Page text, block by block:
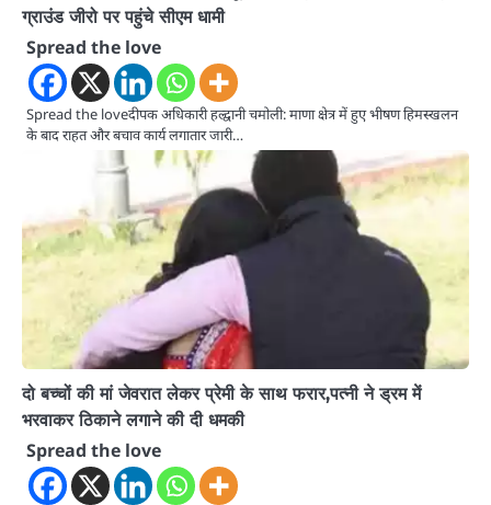
ग्राउंड जीरो पर पहुंचे सीएम धामी
Spread the love
Spread the loveदीपक अधिकारी हल्द्वानी चमोली: माणा क्षेत्र में हुए भीषण हिमस्खलन
के बाद राहत और बचाव कार्य लगातार जारी…
दो बच्चों की मां जेवरात लेकर प्रेमी के साथ फरार,पत्नी ने ड्रम में
भरवाकर ठिकाने लगाने की दी धमकी
Spread the love